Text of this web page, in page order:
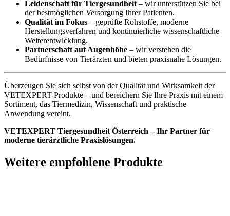
Leidenschaft für Tiergesundheit – wir unterstützen Sie bei
der bestmöglichen Versorgung Ihrer Patienten.
Qualität im Fokus – geprüfte Rohstoffe, moderne
Herstellungsverfahren und kontinuierliche wissenschaftliche
Weiterentwicklung.
Partnerschaft auf Augenhöhe – wir verstehen die
Bedürfnisse von Tierärzten und bieten praxisnahe Lösungen.
Überzeugen Sie sich selbst von der Qualität und Wirksamkeit der
VETEXPERT-Produkte – und bereichern Sie Ihre Praxis mit einem
Sortiment, das Tiermedizin, Wissenschaft und praktische
Anwendung vereint.
VETEXPERT Tiergesundheit Österreich – Ihr Partner für
moderne tierärztliche Praxislösungen.
Weitere empfohlene Produkte